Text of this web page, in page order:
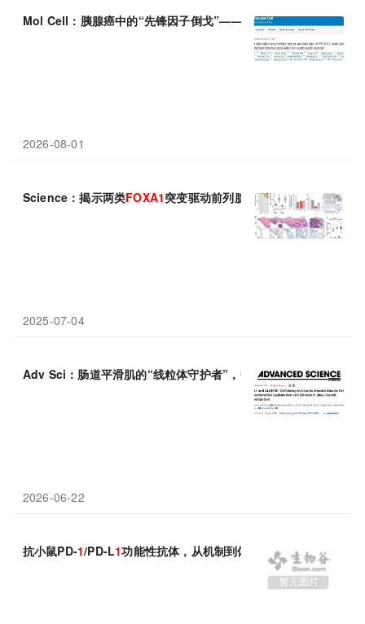
Mol Cell：胰腺癌中的“先锋因子倒戈”——华中科技大学周颖珂/金
2026-08-01
Science：揭示两类FOXA1突变驱动前列腺癌的产生和治疗抵抗性
2025-07-04
Adv Sci：肠道平滑肌的“线粒体守护者”，中国学者发现BIN1与
2026-06-22
抗小鼠PD-1/PD-L1功能性抗体，从机制到体内实验设计